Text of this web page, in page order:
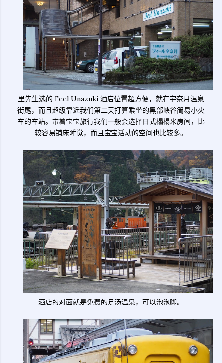
里先生选的 Feel Unazuki 酒店位置超方便，就在宇奈月温泉
街尾，而且超级靠近我们第二天打算乘坐的黑部峡谷简易小火
车的车站。带着宝宝旅行我们一般会选择日式榻榻米房间，比
较容易铺床睡觉，而且宝宝活动的空间也比较多。
酒店的对面就是免费的足汤温泉，可以泡泡脚。